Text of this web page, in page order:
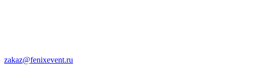
zakaz@fenixevent.ru